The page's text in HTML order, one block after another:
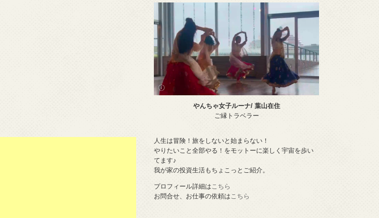
やんちゃ女子ルーナ/ 葉山在住
ご縁トラベラー
人生は冒険！旅をしないと始まらない！
やりたいこと全部やる！をモットーに楽しく宇宙を歩い
てます♪
我が家の投資生活もちょこっとご紹介。
プロフィール詳細は こちら
お問合せ、お仕事の依頼は こちら